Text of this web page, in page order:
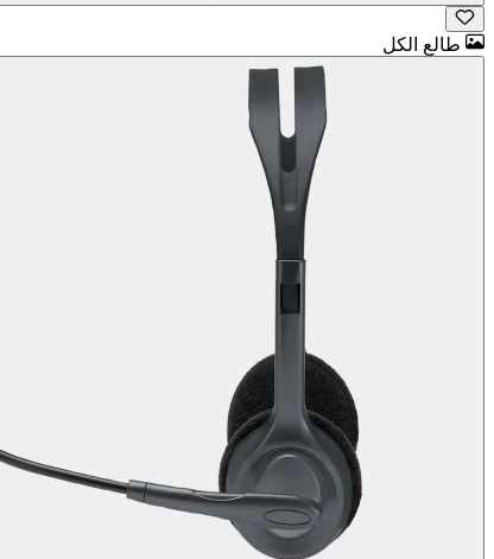
طالع الكل